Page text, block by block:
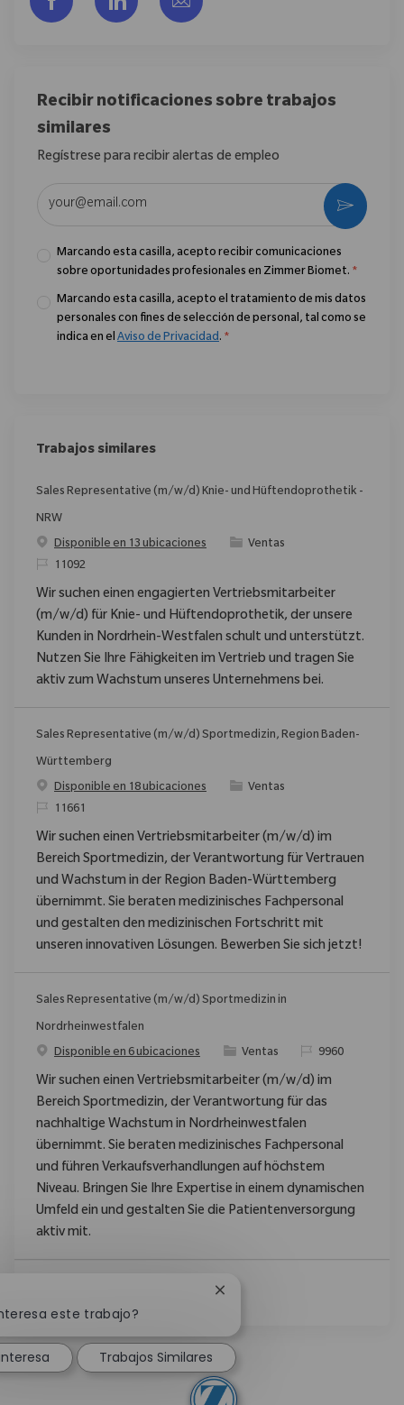
Recibir notificaciones sobre trabajos
similares
Regístrese para recibir alertas de empleo
Introduzca la dirección de correo electrónico (obligatorio)
Marcando esta casilla, acepto recibir comunicaciones
sobre oportunidades profesionales en Zimmer Biomet. *
Marcando esta casilla, acepto el tratamiento de mis datos
personales con fines de selección de personal, tal como se
indica en el Aviso de Privacidad. *
Activar
Trabajos similares
Sales Representative (m/w/d) Knie- und Hüftendoprothetik -
NRW
Disponible en 13 ubicaciones
Categoría
Ventas
ReqId11092
Wir suchen einen engagierten Vertriebsmitarbeiter
(m/w/d) für Knie- und Hüftendoprothetik, der unsere
Kunden in Nordrhein-Westfalen schult und unterstützt.
Nutzen Sie Ihre Fähigkeiten im Vertrieb und tragen Sie
aktiv zum Wachstum unseres Unternehmens bei.
Sales Representative (m/w/d) Sportmedizin, Region Baden-
Württemberg
Disponible en 18 ubicaciones
Categoría
Ventas
ReqId11661
Wir suchen einen Vertriebsmitarbeiter (m/w/d) im
Bereich Sportmedizin, der Verantwortung für Vertrauen
und Wachstum in der Region Baden-Württemberg
übernimmt. Sie beraten medizinisches Fachpersonal
und gestalten den medizinischen Fortschritt mit
unseren innovativen Lösungen. Bewerben Sie sich jetzt!
Sales Representative (m/w/d) Sportmedizin in
Nordrheinwestfalen
Disponible en 6 ubicaciones
Categoría
Ventas ReqId9960
Wir suchen einen Vertriebsmitarbeiter (m/w/d) im
Bereich Sportmedizin, der Verantwortung für das
nachhaltige Wachstum in Nordrheinwestfalen
übernimmt. Sie beraten medizinisches Fachpersonal
und führen Verkaufsverhandlungen auf höchstem
Niveau. Bringen Sie Ihre Expertise in einem dynamischen
Umfeld ein und gestalten Sie die Patientenversorgung
aktiv mit.
Ver Más
este trabajo?
Cerrar notificación de
Trabajos Similares